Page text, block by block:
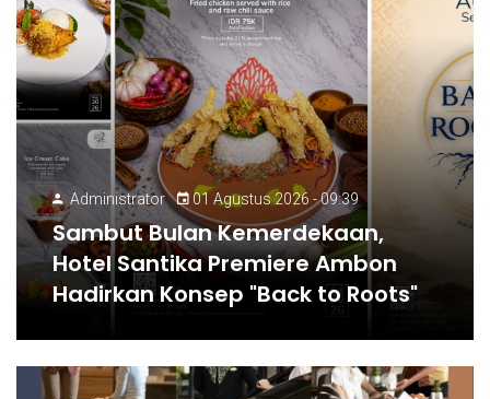
Administrator 01 Agustus 2026 - 09:39
Sambut Bulan Kemerdekaan,
Hotel Santika Premiere Ambon
Hadirkan Konsep "Back to Roots"